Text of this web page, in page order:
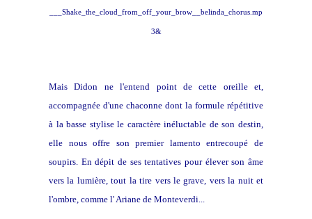
___Shake_the_cloud_from_off_your_brow__belinda_chorus.mp
3&
Mais Didon ne l'entend point de cette oreille et,
accompagnée d'une chaconne dont la formule répétitive
à la basse stylise le caractère inéluctable de son destin,
elle nous offre son premier lamento entrecoupé de
soupirs. En dépit de ses tentatives pour élever son âme
vers la lumière, tout la tire vers le grave, vers la nuit et
l'ombre, comme l' Ariane de Monteverdi...